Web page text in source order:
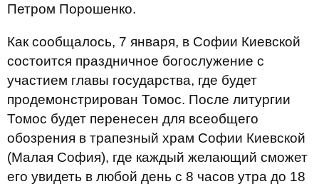
Петром Порошенко.
Как сообщалось, 7 января, в Софии Киевской
состоится праздничное богослужение с
участием главы государства, где будет
продемонстрирован Томос. После литургии
Томос будет перенесен для всеобщего
обозрения в трапезный храм Софии Киевской
(Малая София), где каждый желающий сможет
его увидеть в любой день с 8 часов утра до 18